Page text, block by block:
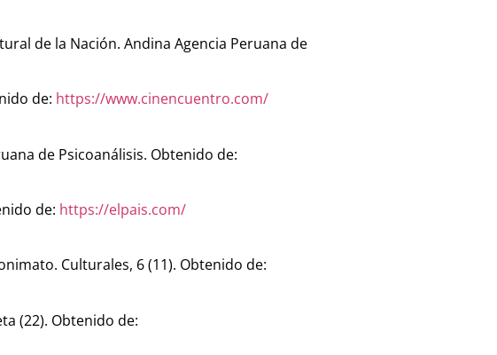
de la Nación. Andina Agencia Peruana de
de: https://www.cinencuentro.com/
de Psicoanálisis. Obtenido de:
de: https://elpais.com/
Culturales, 6 (11). Obtenido de:
(22). Obtenido de: